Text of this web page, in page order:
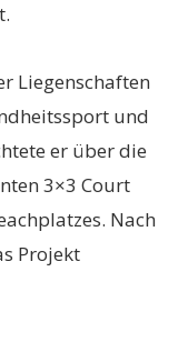
Liegenschaften
und
er über die
3×3 Court
Nach
Projekt